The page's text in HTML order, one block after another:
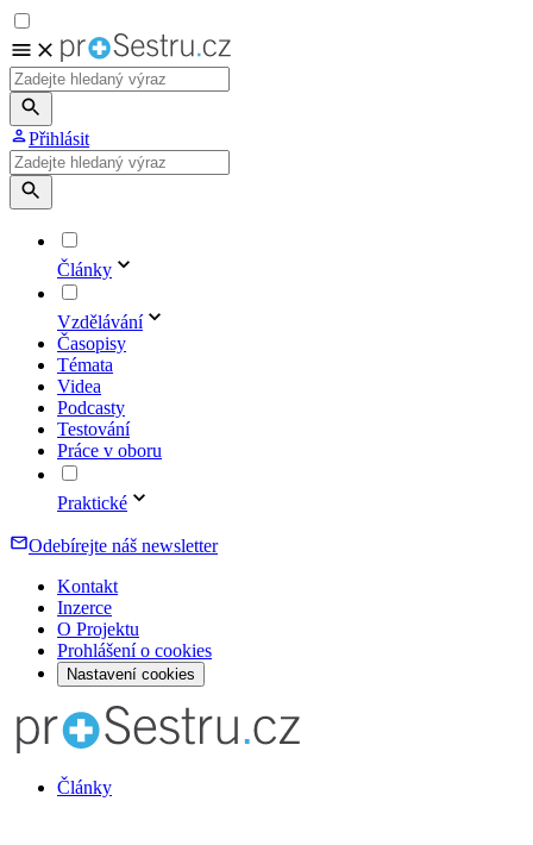
Přihlásit
Články
Vzdělávání
Časopisy
Témata
Videa
Podcasty
Testování
Práce v oboru
Praktické
Odebírejte náš newsletter
Kontakt
Inzerce
O Projektu
Prohlášení o cookies
Nastavení cookies
Články